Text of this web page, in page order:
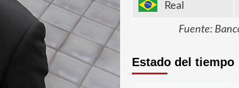
Real
Fuente:
Estado del tiempo